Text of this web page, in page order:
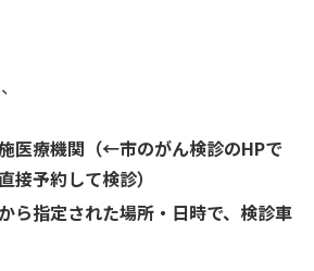
医療機関（←市のがん検診のHPで
接予約して検診）
指定された場所・日時で、検診車